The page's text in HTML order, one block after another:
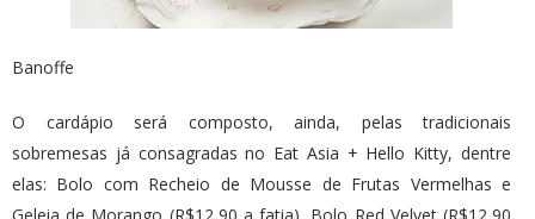
Banoffe
O cardápio será composto, ainda, pelas tradicionais
sobremesas já consagradas no Eat Asia + Hello Kitty, dentre
elas: Bolo com Recheio de Mousse de Frutas Vermelhas e